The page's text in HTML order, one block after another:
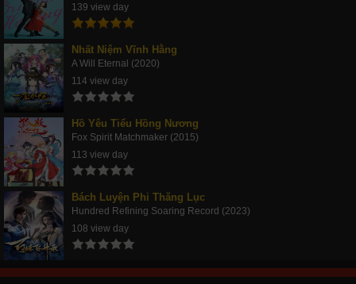
139 view day
Nhất Niệm Vĩnh Hằng
A Will Eternal (2020)
114 view day
Hồ Yêu Tiểu Hồng Nương
Fox Spirit Matchmaker (2015)
113 view day
Bách Luyện Phi Thăng Lục
Hundred Refining Soaring Record (2023)
108 view day